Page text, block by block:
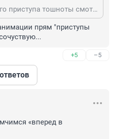
Честно? Их без острого приступа тошноты смотреть невозможно почти совсем. Дети ещё особо не воспринимают, но вот взрослому...
прям "приступы
+5 –5
«вперед в